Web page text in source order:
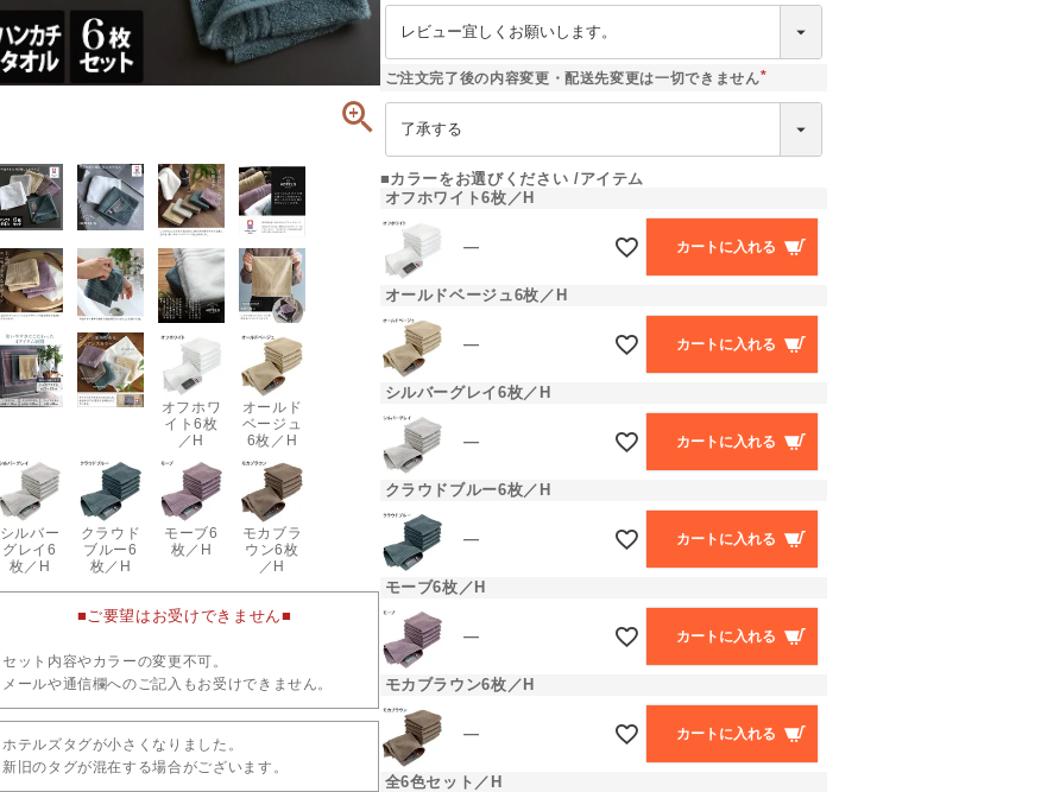
オフホワ
イト6枚
／H
オールド
ベージュ
6枚／H
シルバー
グレイ6
枚／H
クラウド
ブルー6
枚／H
モーブ6
枚／H
モカブラ
ウン6枚
／H
■ご要望はお受けできません■
セット内容やカラーの変更不可。
メールや通信欄へのご記入もお受けできません。
ホテルズタグが小さくなりました。
新旧のタグが混在する場合がございます。
必
須
)
ご注文完了後の内容変更・配送先変更は一切できません
必
■カラーをお選びください
アイテム
オフホワイト6枚／H
― カートに入れる
オールドベージュ6枚／H
― カートに入れる
シルバーグレイ6枚／H
― カートに入れる
クラウドブルー6枚／H
― カートに入れる
モーブ6枚／H
― カートに入れる
モカブラウン6枚／H
― カートに入れる
全6色セット／H